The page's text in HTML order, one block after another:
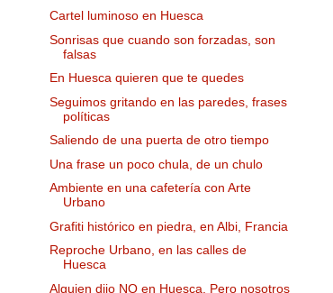
Cartel luminoso en Huesca
Sonrisas que cuando son forzadas, son
falsas
En Huesca quieren que te quedes
Seguimos gritando en las paredes, frases
políticas
Saliendo de una puerta de otro tiempo
Una frase un poco chula, de un chulo
Ambiente en una cafetería con Arte
Urbano
Grafiti histórico en piedra, en Albi, Francia
Reproche Urbano, en las calles de
Huesca
Alguien dijo NO en Huesca. Pero nosotros